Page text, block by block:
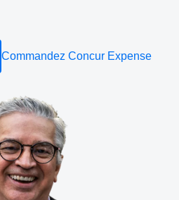
Sweden (English)
Denmark (English)
Finland (English)
Belgium (English)
España (Español)
Norway (English)
Commandez Concur Expense